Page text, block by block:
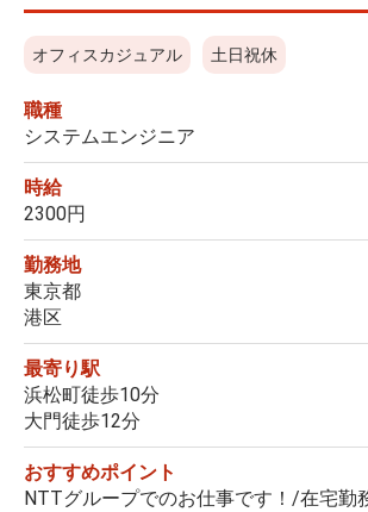
オフィスカジュアル 土日祝休
職種
システムエンジニア
時給
2300円
勤務地
東京都
港区
最寄り駅
浜松町徒歩10分
大門徒歩12分
おすすめポイント
NTTグループでのお仕事です！/在宅勤